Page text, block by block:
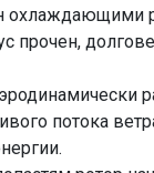
охлаждающими
потока